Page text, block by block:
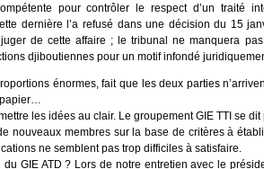
pour contrôler le respect d’un traité
dernière l’a refusé dans une décision du 15
de cette affaire ; le tribunal ne manquera
djiboutiennes pour un motif infondé
énormes, fait que les deux parties
papier…
les idées au clair. Le groupement GIE TTI se
nouveaux membres sur la base de critères à
ne semblent pas trop difficiles à satisfaire.
GIE ATD ? Lors de notre entretien avec le